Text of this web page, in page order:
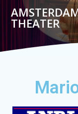
THEATER